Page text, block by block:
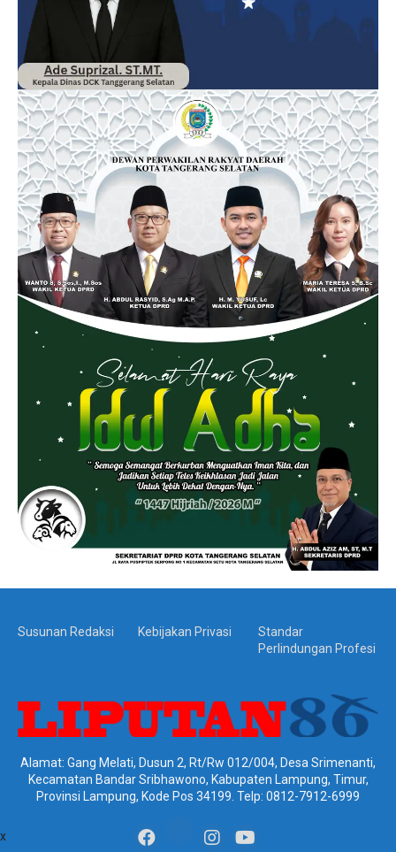
Susunan Redaksi Kebijakan Privasi
Standar
Perlindungan Profesi
Alamat: Gang Melati, Dusun 2, Rt/Rw 012/004, Desa Srimenanti,
Kecamatan Bandar Sribhawono, Kabupaten Lampung, Timur,
Provinsi Lampung, Kode Pos 34199. Telp: 0812-7912-6999
x